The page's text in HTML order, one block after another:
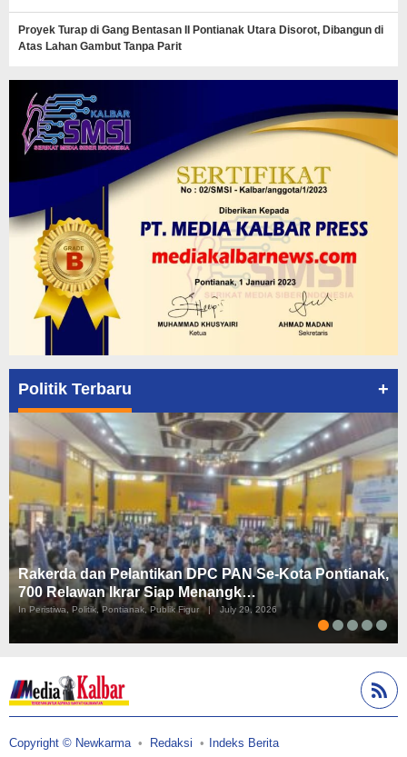
Proyek Turap di Gang Bentasan II Pontianak Utara Disorot, Dibangun di
Atas Lahan Gambut Tanpa Parit
Politik Terbaru +
Rakerda dan Pelantikan DPC PAN Se-Kota Pontianak,
700 Relawan Ikrar Siap Menangk…
In Peristiwa, Politik, Pontianak, Publik Figur | July 29, 2026
Copyright © Newkarma Redaksi Indeks Berita